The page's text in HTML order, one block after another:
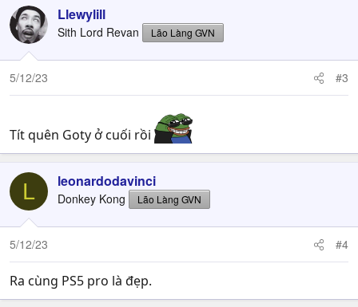
Llewylill
Sith Lord Revan Lão Làng GVN
5/12/23 #3
Tít quên Goty ở cuối rồi
L leonardodavinci
Donkey Kong Lão Làng GVN
5/12/23 #4
Ra cùng PS5 pro là đẹp.